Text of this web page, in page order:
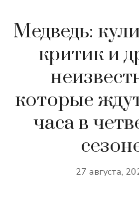
Медведь:
критик и
которые
часа в
27 августа,